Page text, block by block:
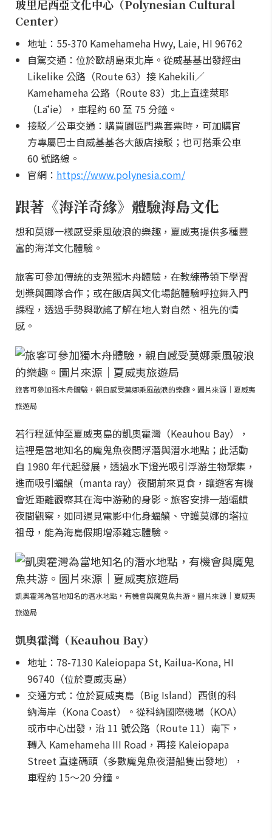
玻里尼西亞文化中心（Polynesian Cultural
Center）
地址：55-370 Kamehameha Hwy, Laie, HI 96762
自駕交通：位於歐胡島東北岸。從威基基出發經由
Likelike 公路（Route 63）接 Kahekili／
Kamehameha 公路（Route 83）北上直達萊耶
（Lāʻie），車程約 60 至 75 分鐘。
接駁／公車交通：購買園區門票套票時，可加購官
方專屬巴士自威基基各大飯店接駁；也可搭乘公車
60 號路線。
官網： https://www.polynesia.com/
跟著《海洋奇緣》體驗海島文化
想和莫娜一樣感受乘風破浪的樂趣，夏威夷提供多種豐
富的海洋文化體驗。
旅客可參加傳統的支架獨木舟體驗，在教練帶領下學習
划槳與團隊合作；或在飯店與文化場館體驗呼拉舞入門
課程，透過手勢與歌謠了解在地人對自然、祖先的情
感。
旅客可參加獨木舟體驗，親自感受莫娜乘風破浪的樂趣。圖片來源｜夏威夷
旅遊局
若行程延伸至夏威夷島的凱奧霍灣（Keauhou Bay），
這裡是當地知名的魔鬼魚夜間浮潛與潛水地點；此活動
自 1980 年代起發展，透過水下燈光吸引浮游生物聚集，
進而吸引蝠鱝（manta ray）夜間前來覓食，讓遊客有機
會近距離觀察其在海中游動的身影。旅客安排一趟蝠鱝
夜間觀察，如同遇見電影中化身蝠鱝、守護莫娜的塔拉
祖母，能為海島假期增添難忘體驗。
凱奧霍灣為當地知名的潛水地點，有機會與魔鬼魚共游。圖片來源｜夏威夷
旅遊局
凱奧霍灣（Keauhou Bay）
地址：78-7130 Kaleiopapa St, Kailua-Kona, HI
96740（位於夏威夷島）
交通方式：位於夏威夷島（Big Island）西側的科
納海岸（Kona Coast）。從科納國際機場（KOA）
或市中心出發，沿 11 號公路（Route 11）南下，
轉入 Kamehameha III Road，再接 Kaleiopapa
Street 直達碼頭（多數魔鬼魚夜潛船隻出發地），
車程約 15～20 分鐘。